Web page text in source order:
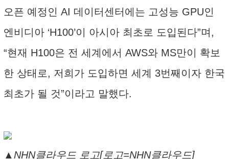
오픈 예정인 AI 데이터센터에는 고성능 GPU인
엔비디아 ‘H100’이 아시아 최초로 도입된다”며,
“현재 H100은 전 세계에서 AWS와 MS만이 확보
한 상태로, 저희가 도입하면 세계 3번째이자 한국
최초가 될 것”이라고 말했다.
▲NHN클라우드 로고[로고=NHN클라우드]